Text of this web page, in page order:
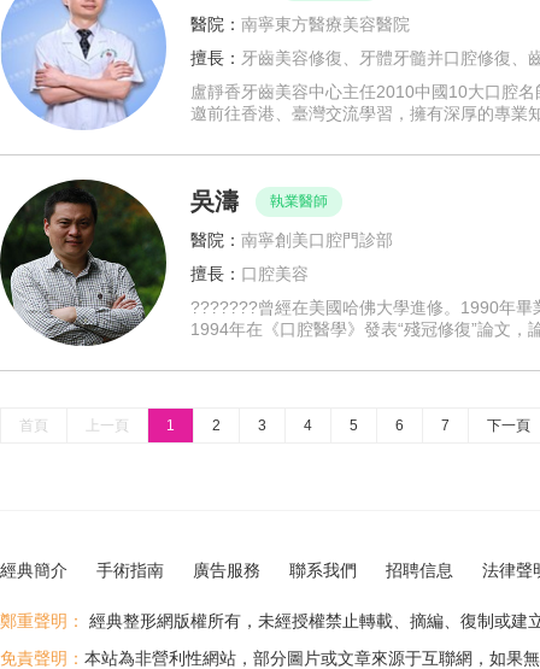
醫院： 南寧東方醫療美容醫院
擅長： 牙齒美容修復、牙體牙髓并口腔修復、
盧靜香牙齒美容中心主任2010中國10大口腔
邀前往香港、臺灣交流學習，擁有深厚的專業
吳濤 執業醫師
醫院： 南寧創美口腔門診部
擅長： 口腔美容
???????曾經在美國哈佛大學進修。1990年
1994年在《口腔醫學》發表“殘冠修復”論文，
首頁 上一頁 1 2 3 4 5 6 7 下一頁
經典簡介 手術指南 廣告服務 聯系我們 招聘信息 法律聲
鄭重聲明：
經典整形網版權所有，未經授權禁止轉載、摘編、復制或建
免責聲明： 本站為非營利性網站，部分圖片或文章來源于互聯網，如果